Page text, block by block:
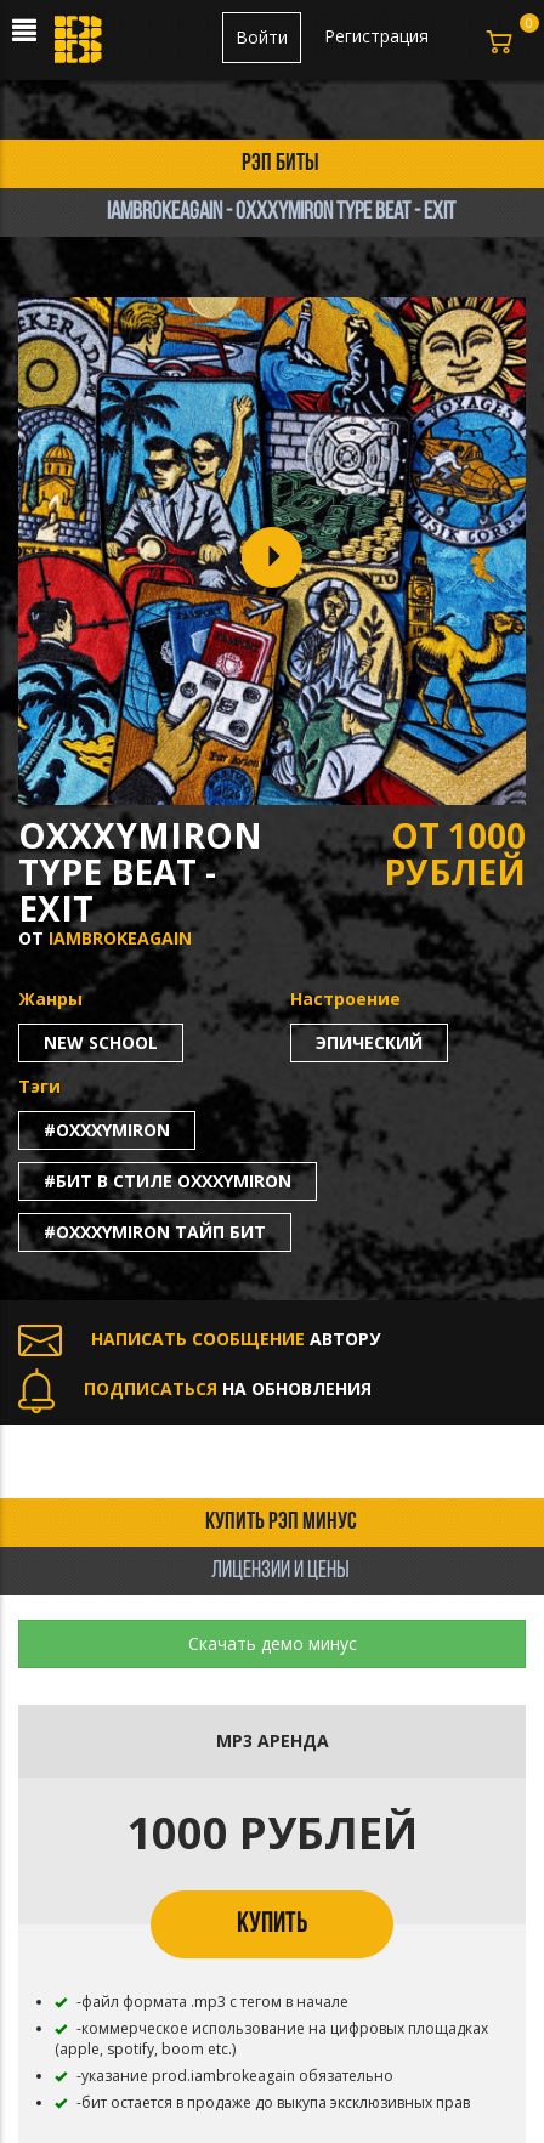
Регистрация
Войти
рэп биты
iambrokeagain - oxxxymiron type beat - exit
OXXXYMIRON
TYPE BEAT -
EXIT
ОТ IAMBROKEAGAIN
ОТ 1000
РУБЛЕЙ
Жанры
NEW SCHOOL
Настроение
ЭПИЧЕСКИЙ
Тэги
#OXXXYMIRON
#БИТ В СТИЛЕ OXXXYMIRON
#OXXXYMIRON ТАЙП БИТ
НАПИСАТЬ СООБЩЕНИЕ АВТОРУ
ПОДПИСАТЬСЯ НА ОБНОВЛЕНИЯ
КУПИТЬ РЭП МИНУС
ЛИЦЕНЗИИ И ЦЕНЫ
Скачать демо минус
MP3 АРЕНДА
1000 РУБЛЕЙ
КУПИТЬ
-файл формата .mp3 с тегом в начале
-коммерческое использование на цифровых площадках
(apple, spotify, boom etc.)
-указание prod.iambrokeagain обязательно
-бит остается в продаже до выкупа эксклюзивных прав
0